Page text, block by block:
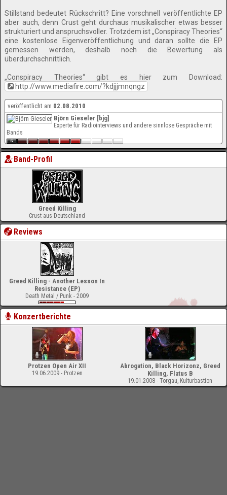
Stillstand bedeutet Rückschritt? Eine vorschnell veröffentlichte EP
aber auch, denn Crust geht durchaus musikalischer etwas besser
strukturiert und anspruchsvoller. Trotzdem ist „Conspiracy Theories“
eine kostenlose Eigenveröffentlichung und daran sollte die EP
gemessen werden, deshalb noch die Bewertung als
überdurchschnittlich.
„Conspiracy Theories“ gibt es hier zum Download:
http://www.mediafire.com/?kdjjjmnqngz
veröffentlicht am 02.08.2010
Björn Gieseler [bjg]
Experte für Radiointerviews und andere sinnlose Gespräche mit
Bands
Band-Profil
Greed Killing
Crust aus Deutschland
Reviews
Greed Killing - Another Lesson In
Resistance (EP)
Death Metal / Punk - 2009
Konzertberichte
Protzen Open Air XII
19.06.2009 - Protzen
Abrogation, Black Horizonz, Greed
Killing, Flatus B
19.01.2008 - Torgau, Kulturbastion